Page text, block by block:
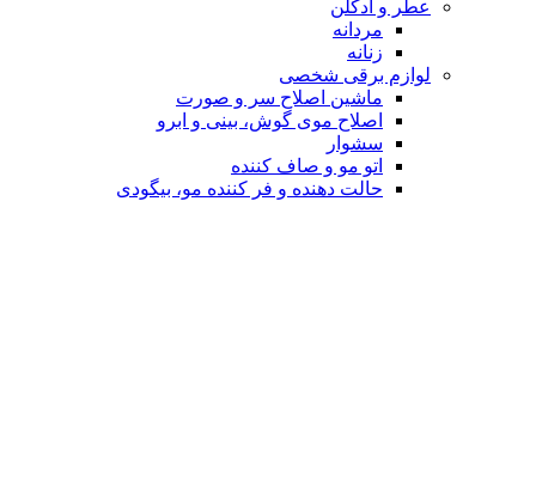
عطر و ادکلن
مردانه
زنانه
لوازم برقی شخصی
ماشین اصلاح سر و صورت
اصلاح موی گوش، بینی و ابرو
سشوار
اتو مو و صاف کننده
حالت دهنده و فر کننده مو، بیگودی